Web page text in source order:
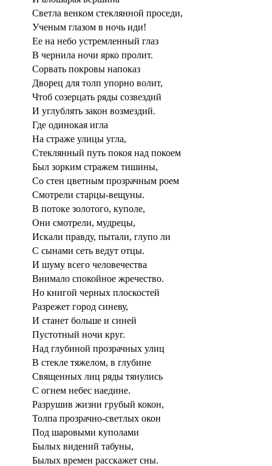
Светла венком стеклянной проседи,
Ученым глазом в ночь иди!
Ее на небо устремленный глаз
В чернила ночи ярко пролит.
Сорвать покровы напоказ
Дворец для толп упорно волит,
Чтоб созерцать ряды созвездий
И углублять закон возмездий.
Где одинокая игла
На страже улицы угла,
Стеклянный путь покоя над покоем
Был зорким стражем тишины,
Со стен цветным прозрачным роем
Смотрели старцы-вещуны.
В потоке золотого, куполе,
Они смотрели, мудрецы,
Искали правду, пытали, глупо ли
С сынами сеть ведут отцы.
И шуму всего человечества
Внимало спокойное жречество.
Но книгой черных плоскостей
Разрежет город синеву,
И станет больше и синей
Пустотный ночи круг.
Над глубиной прозрачных улиц
В стекле тяжелом, в глубине
Священных лиц ряды тянулись
С огнем небес наедине.
Разрушив жизни грубый кокон,
Толпа прозрачно-светлых окон
Под шаровыми куполами
Былых видений табуны,
Былых времен расскажет сны.